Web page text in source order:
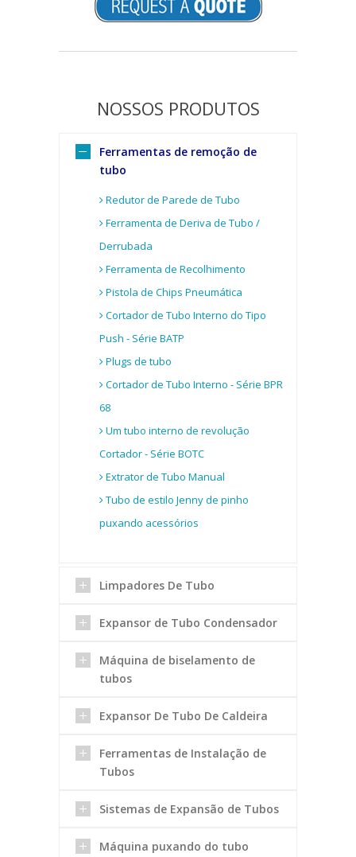
NOSSOS PRODUTOS
Ferramentas de remoção de
tubo
Redutor de Parede de Tubo
Ferramenta de Deriva de Tubo /
Derrubada
Ferramenta de Recolhimento
Pistola de Chips Pneumática
Cortador de Tubo Interno do Tipo
Push - Série BATP
Plugs de tubo
Cortador de Tubo Interno - Série BPR
68
Um tubo interno de revolução
Cortador - Série BOTC
Extrator de Tubo Manual
Tubo de estilo Jenny de pinho
puxando acessórios
Limpadores De Tubo
Expansor de Tubo Condensador
Máquina de biselamento de
tubos
Expansor De Tubo De Caldeira
Ferramentas de Instalação de
Tubos
Sistemas de Expansão de Tubos
Máquina puxando do tubo